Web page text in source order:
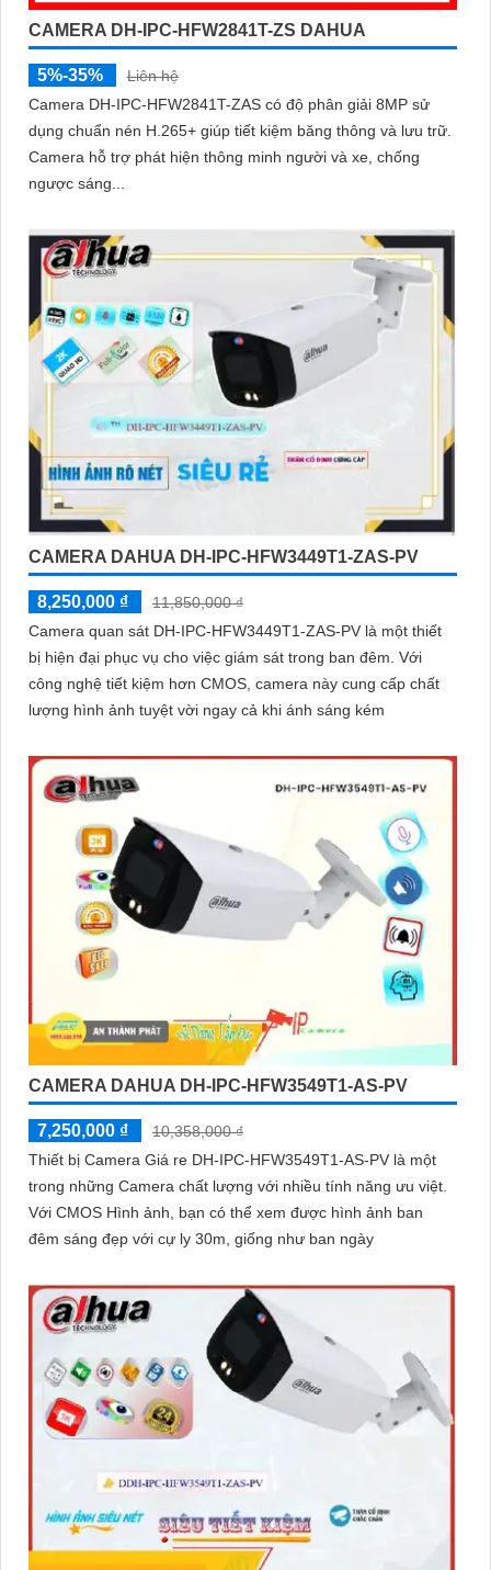
CAMERA DH-IPC-HFW2841T-ZS DAHUA
5%-35%
Liên hệ
Camera DH-IPC-HFW2841T-ZAS có độ phân giải 8MP sử
dụng chuẩn nén H.265+ giúp tiết kiệm băng thông và lưu trữ.
Camera hỗ trợ phát hiện thông minh người và xe, chống
ngược sáng...
CAMERA DAHUA DH-IPC-HFW3449T1-ZAS-PV
8,250,000 ₫
11,850,000 ₫
Camera quan sát DH-IPC-HFW3449T1-ZAS-PV là một thiết
bị hiện đại phục vụ cho việc giám sát trong ban đêm. Với
công nghệ tiết kiệm hơn CMOS, camera này cung cấp chất
lượng hình ảnh tuyệt vời ngay cả khi ánh sáng kém
CAMERA DAHUA DH-IPC-HFW3549T1-AS-PV
7,250,000 ₫
10,358,000 ₫
Thiết bị Camera Giá re DH-IPC-HFW3549T1-AS-PV là một
trong những Camera chất lượng với nhiều tính năng ưu việt.
Với CMOS Hình ảnh, bạn có thể xem được hình ảnh ban
đêm sáng đẹp với cự ly 30m, giống như ban ngày